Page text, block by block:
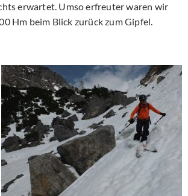
erwartet. Umso erfreuter waren wir
Hm beim Blick zurück zum Gipfel.